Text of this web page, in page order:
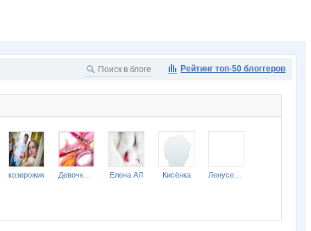
Рейтинг топ-50 блоггеров
козерожик Елена АЛ Кисёнка